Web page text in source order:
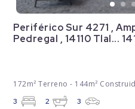
Periférico Sur 4271 ,
Pedregal , 14110 Tlal...
172m² Terreno - 144m²
3 2 3